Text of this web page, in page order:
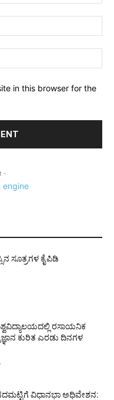
in this browser for the
-
ಸೂತ್ರಗಳ ಕೈಪಿಡಿ
ರಸಾಯನಿಕ
ಕುರಿತ ಎರಡು ದಿನಗಳ
ವಿಧಾನಭಾ ಅಧಿವೇಶನ: